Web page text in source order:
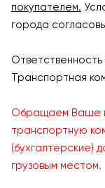
покупателем.
города
Транспортная
Обращаем Ваше
транспортную
(бухгалтерские)
грузовым местом.